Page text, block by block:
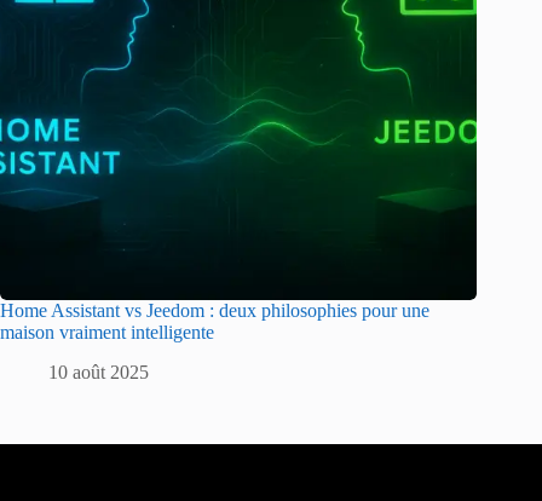
Home Assistant vs Jeedom : deux philosophies pour une
maison vraiment intelligente
10 août 2025